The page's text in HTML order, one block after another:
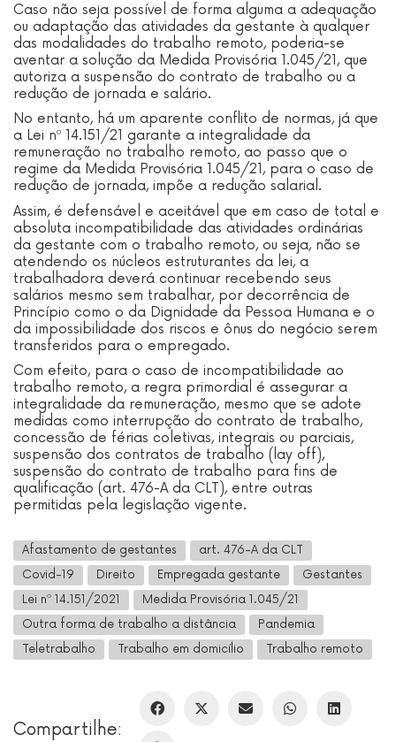
Caso não seja possível de forma alguma a adequação
ou adaptação das atividades da gestante à qualquer
das modalidades do trabalho remoto, poderia-se
aventar a solução da Medida Provisória 1.045/21, que
autoriza a suspensão do contrato de trabalho ou a
redução de jornada e salário.
No entanto, há um aparente conflito de normas, já que
a Lei nº 14.151/21 garante a integralidade da
remuneração no trabalho remoto, ao passo que o
regime da Medida Provisória 1.045/21, para o caso de
redução de jornada, impõe a redução salarial.
Assim, é defensável e aceitável que em caso de total e
absoluta incompatibilidade das atividades ordinárias
da gestante com o trabalho remoto, ou seja, não se
atendendo os núcleos estruturantes da lei, a
trabalhadora deverá continuar recebendo seus
salários mesmo sem trabalhar, por decorrência de
Princípio como o da Dignidade da Pessoa Humana e o
da impossibilidade dos riscos e ônus do negócio serem
transferidos para o empregado.
Com efeito, para o caso de incompatibilidade ao
trabalho remoto, a regra primordial é assegurar a
integralidade da remuneração, mesmo que se adote
medidas como interrupção do contrato de trabalho,
concessão de férias coletivas, integrais ou parciais,
suspensão dos contratos de trabalho (lay off),
suspensão do contrato de trabalho para fins de
qualificação (art. 476-A da CLT), entre outras
permitidas pela legislação vigente.
Afastamento de gestantes
art. 476-A da CLT
Covid-19
Direito Empregada gestante
Gestantes
Lei nº 14.151/2021
Medida Provisória 1.045/21
Outra forma de trabalho a distância
Pandemia
Teletrabalho
Trabalho em domicílio Trabalho remoto
Compartilhe: